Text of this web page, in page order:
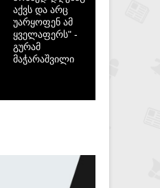
აქვს და არც
უარყოფენ ამ
ყველაფერს" -
გურამ
მაჭარაშვილი